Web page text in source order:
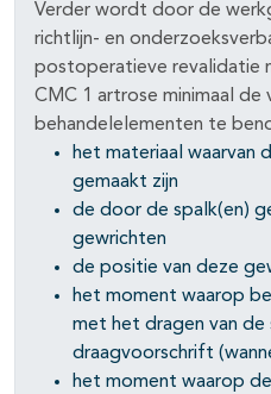
Verder wordt door de
richtlijn- en
postoperatieve revalidatie
CMC 1 artrose minimaal de
behandelelementen te
het materiaal waarvan
gemaakt zijn
de door de spalk(en)
gewrichten
de positie van deze
het moment waarop
met het dragen van de
draagvoorschrift
het moment waarop